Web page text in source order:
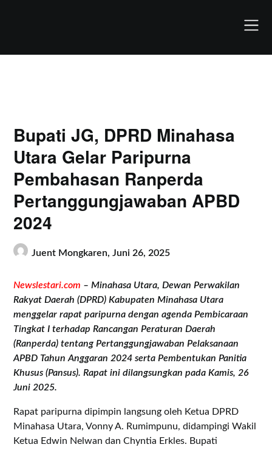
Bupati JG, DPRD Minahasa
Utara Gelar Paripurna
Pembahasan Ranperda
Pertanggungjawaban APBD
2024
Juent Mongkaren,Juni 26, 2025
Newslestari.com – Minahasa Utara, Dewan Perwakilan
Rakyat Daerah (DPRD) Kabupaten Minahasa Utara
menggelar rapat paripurna dengan agenda Pembicaraan
Tingkat I terhadap Rancangan Peraturan Daerah
(Ranperda) tentang Pertanggungjawaban Pelaksanaan
APBD Tahun Anggaran 2024 serta Pembentukan Panitia
Khusus (Pansus). Rapat ini dilangsungkan pada Kamis, 26
Juni 2025.
Rapat paripurna dipimpin langsung oleh Ketua DPRD
Minahasa Utara, Vonny A. Rumimpunu, didampingi Wakil
Ketua Edwin Nelwan dan Chyntia Erkles. Bupati